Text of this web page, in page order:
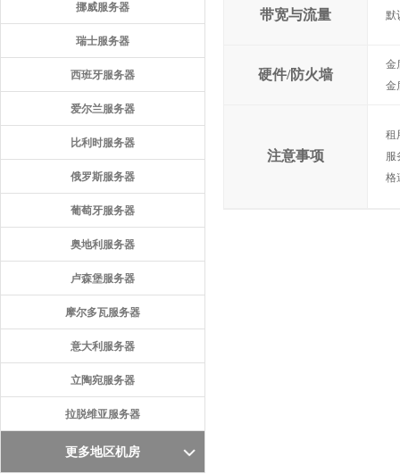
挪威服务器
瑞士服务器
西班牙服务器
爱尔兰服务器
比利时服务器
俄罗斯服务器
葡萄牙服务器
奥地利服务器
卢森堡服务器
摩尔多瓦服务器
意大利服务器
立陶宛服务器
拉脱维亚服务器
更多地区机房
带宽与流量 默
硬件/防火墙
金
金
注意事项
租
服
格